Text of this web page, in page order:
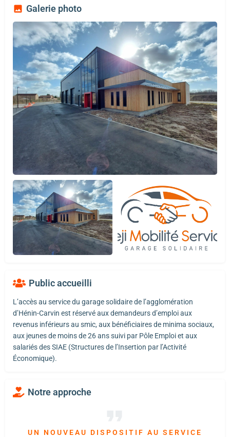
Galerie photo
Public accueilli
L’accès au service du garage solidaire de l’agglomération
d’Hénin-Carvin est réservé aux demandeurs d’emploi aux
revenus inférieurs au smic, aux bénéficiaires de minima sociaux,
aux jeunes de moins de 26 ans suivi par Pôle Emploi et aux
salariés des SIAE (Structures de l’Insertion par l’Activité
Économique).
Notre approche
UN NOUVEAU DISPOSITIF AU SERVICE